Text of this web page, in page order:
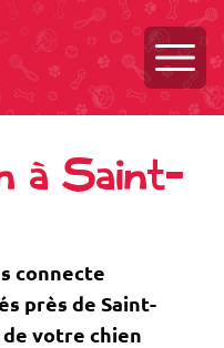
à Saint-
connecte
près de Saint-
votre chien